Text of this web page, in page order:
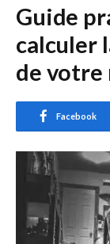
Guide
calculer
de votre
Facebook